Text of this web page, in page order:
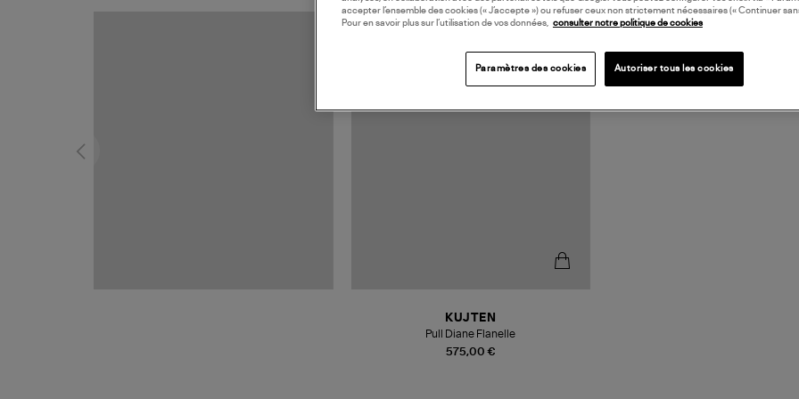
575,00 €
KUJTEN
Pull Diane Flanelle
accepter l’ensemble des cookies (« J’accepte ») ou refuser ceux non strictement nécessaires (« Continuer
Pour en savoir plus sur l’utilisation de vos données,
consulter notre politique de cookies
Paramètres des cookies Autoriser tous les cookies